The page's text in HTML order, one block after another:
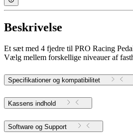
Beskrivelse
Et sæt med 4 fjedre til PRO Racing
Vælg mellem forskellige niveauer af
Specifikationer og kompatibilitet
Kassens indhold
Software og Support